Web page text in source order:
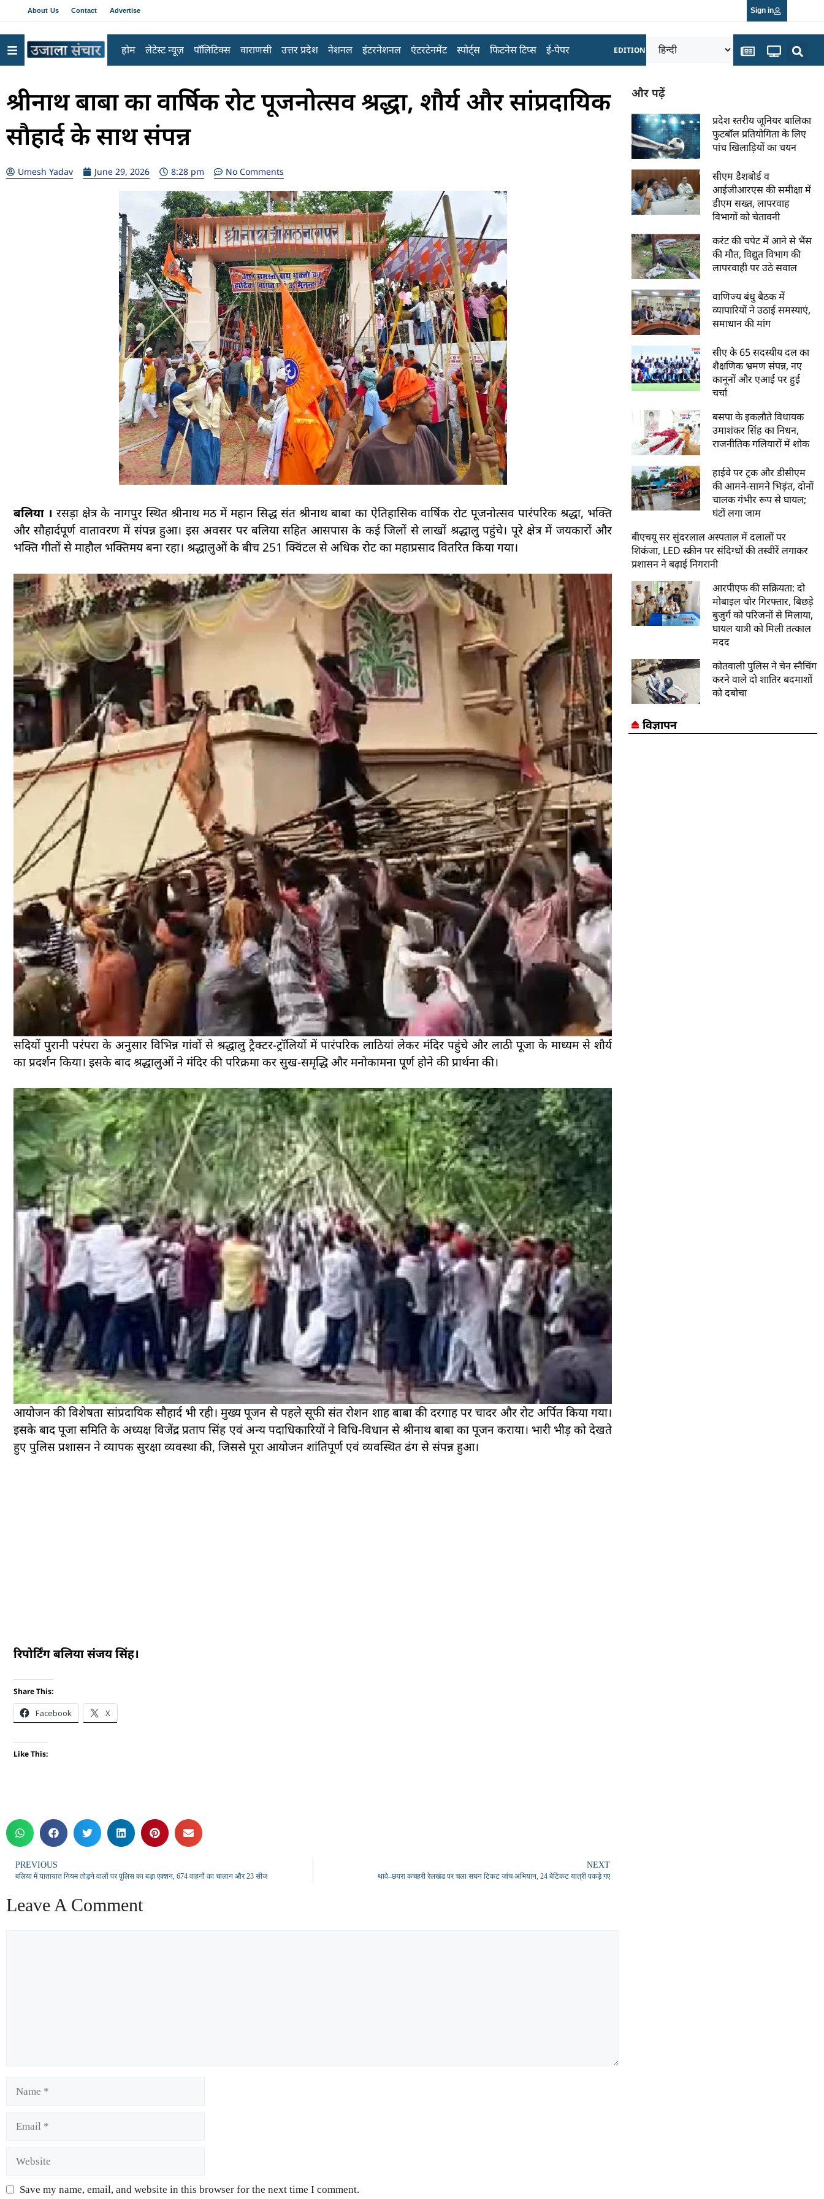
About Us Contact Advertise Sign in
होम लेटेस्ट न्यूज़ पॉलिटिक्स वाराणसी उत्तर प्रदेश नेशनल इंटरनेशनल एंटरटेनमेंट स्पोर्ट्स फिटनेस टिप्स ई-पेपर EDITION
श्रीनाथ बाबा का वार्षिक रोट पूजनोत्सव श्रद्धा, शौर्य और सांप्रदायिक
सौहार्द के साथ संपन्न
Umesh Yadav June 29, 2026 8:28 pm No Comments
बलिया ।रसड़ा क्षेत्र के नागपुर स्थित श्रीनाथ मठ में महान सिद्ध संत श्रीनाथ बाबा का ऐतिहासिक वार्षिक रोट पूजनोत्सव पारंपरिक श्रद्धा, भक्ति
और सौहार्दपूर्ण वातावरण में संपन्न हुआ। इस अवसर पर बलिया सहित आसपास के कई जिलों से लाखों श्रद्धालु पहुंचे। पूरे क्षेत्र में जयकारों और
भक्ति गीतों से माहौल भक्तिमय बना रहा। श्रद्धालुओं के बीच 251 क्विंटल से अधिक रोट का महाप्रसाद वितरित किया गया।
सदियों पुरानी परंपरा के अनुसार विभिन्न गांवों से श्रद्धालु ट्रैक्टर-ट्रॉलियों में पारंपरिक लाठियां लेकर मंदिर पहुंचे और लाठी पूजा के माध्यम से शौर्य
का प्रदर्शन किया। इसके बाद श्रद्धालुओं ने मंदिर की परिक्रमा कर सुख-समृद्धि और मनोकामना पूर्ण होने की प्रार्थना की।
आयोजन की विशेषता सांप्रदायिक सौहार्द भी रही। मुख्य पूजन से पहले सूफी संत रोशन शाह बाबा की दरगाह पर चादर और रोट अर्पित किया गया।
इसके बाद पूजा समिति के अध्यक्ष विजेंद्र प्रताप सिंह एवं अन्य पदाधिकारियों ने विधि-विधान से श्रीनाथ बाबा का पूजन कराया। भारी भीड़ को देखते
हुए पुलिस प्रशासन ने व्यापक सुरक्षा व्यवस्था की, जिससे पूरा आयोजन शांतिपूर्ण एवं व्यवस्थित ढंग से संपन्न हुआ।
रिपोर्टिंग बलिया संजय सिंह।
Share This:
Facebook X
Like This:
PREVIOUS
बलिया में यातायात नियम तोड़ने वालों पर पुलिस का बड़ा एक्शन, 674 वाहनों का चालान और 23 सीज
NEXT
थावे–छपरा कचहरी रेलखंड पर चला सघन टिकट जांच अभियान, 24 बेटिकट यात्री पकड़े गए
Leave A Comment
Save my name, email, and website in this browser for the next time I comment.
और पढ़ें
प्रदेश स्तरीय जूनियर बालिका
फुटबॉल प्रतियोगिता के लिए
पांच खिलाड़ियों का चयन
सीएम डैशबोर्ड व
आईजीआरएस की समीक्षा में
डीएम सख्त, लापरवाह
विभागों को चेतावनी
करंट की चपेट में आने से भैंस
की मौत, विद्युत विभाग की
लापरवाही पर उठे सवाल
वाणिज्य बंधु बैठक में
व्यापारियों ने उठाई समस्याएं,
समाधान की मांग
सीए के 65 सदस्यीय दल का
शैक्षणिक भ्रमण संपन्न, नए
कानूनों और एआई पर हुई
चर्चा
बसपा के इकलौते विधायक
उमाशंकर सिंह का निधन,
राजनीतिक गलियारों में शोक
हाईवे पर ट्रक और डीसीएम
की आमने-सामने भिड़ंत, दोनों
चालक गंभीर रूप से घायल;
घंटों लगा जाम
बीएचयू सर सुंदरलाल अस्पताल में दलालों पर
शिकंजा, LED स्क्रीन पर संदिग्धों की तस्वीरें लगाकर
प्रशासन ने बढ़ाई निगरानी
आरपीएफ की सक्रियता: दो
मोबाइल चोर गिरफ्तार, बिछड़े
बुजुर्ग को परिजनों से मिलाया,
घायल यात्री को मिली तत्काल
मदद
कोतवाली पुलिस ने चेन स्नैचिंग
करने वाले दो शातिर बदमाशों
को दबोचा
विज्ञापन